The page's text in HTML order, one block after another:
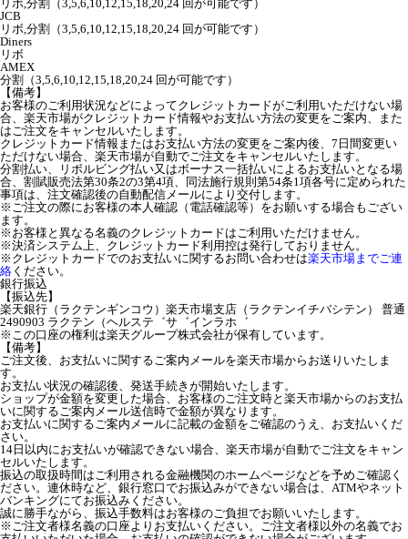
リボ,分割（3,5,6,10,12,15,18,20,24 回が可能です）
JCB
リボ,分割（3,5,6,10,12,15,18,20,24 回が可能です）
Diners
リボ
AMEX
分割（3,5,6,10,12,15,18,20,24 回が可能です）
【備考】
お客様のご利用状況などによってクレジットカードがご利用いただけない場
合、楽天市場がクレジットカード情報やお支払い方法の変更をご案内、また
はご注文をキャンセルいたします。
クレジットカード情報またはお支払い方法の変更をご案内後、7日間変更い
ただけない場合、楽天市場が自動でご注文をキャンセルいたします。
分割払い、リボルビング払い又はボーナス一括払いによるお支払いとなる場
合、割賦販売法第30条2の3第4項、同法施行規則第54条1項各号に定められた
事項は、注文確認後の自動配信メールにより交付します。
※ご注文の際にお客様の本人確認（電話確認等）をお願いする場合もござい
ます。
※お客様と異なる名義のクレジットカードはご利用いただけません。
※決済システム上、クレジットカード利用控は発行しておりません。
※クレジットカードでのお支払いに関するお問い合わせは楽天市場までご連
絡 ください。
銀行振込
【振込先】
楽天銀行（ラクテンギンコウ）楽天市場支店（ラクテンイチバシテン） 普通
2490903 ラクテン（ヘルステ゛サ゛インラホ゛
※この口座の権利は楽天グループ株式会社が保有しています。
【備考】
ご注文後、お支払いに関するご案内メールを楽天市場からお送りいたしま
す。
お支払い状況の確認後、発送手続きが開始いたします。
ショップが金額を変更した場合、お客様のご注文時と楽天市場からのお支払
いに関するご案内メール送信時で金額が異なります。
お支払いに関するご案内メールに記載の金額をご確認のうえ、お支払いくだ
さい。
14日以内にお支払いが確認できない場合、楽天市場が自動でご注文をキャン
セルいたします。
振込の取扱時間はご利用される金融機関のホームページなどを予めご確認く
ださい。連休時など、銀行窓口でお振込みができない場合は、ATMやネット
バンキングにてお振込みください。
誠に勝手ながら、振込手数料はお客様のご負担でお願いいたします。
※ご注文者様名義の口座よりお支払いください。ご注文者様以外の名義でお